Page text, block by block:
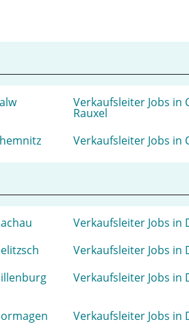
Verkaufsleiter Jobs in
Rauxel
Verkaufsleiter Jobs in
Verkaufsleiter Jobs in
Verkaufsleiter Jobs in
Verkaufsleiter Jobs in
Verkaufsleiter Jobs in